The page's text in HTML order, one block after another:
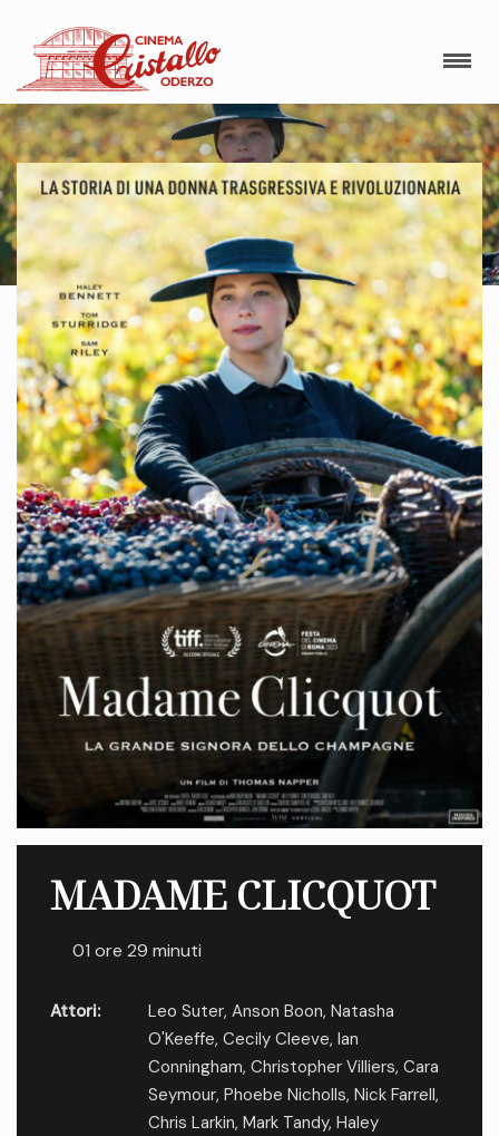
MADAME CLICQUOT
01 ore 29 minuti
Attori: Leo Suter, Anson Boon, Natasha
O'Keeffe, Cecily Cleeve, Ian
Conningham, Christopher Villiers, Cara
Seymour, Phoebe Nicholls, Nick Farrell,
Chris Larkin, Mark Tandy, Haley